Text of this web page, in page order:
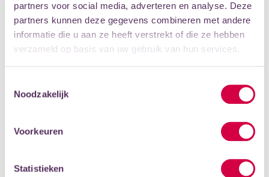
partners voor social media, adverteren en analyse. Deze
partners kunnen deze gegevens combineren met andere
informatie die u aan ze heeft verstrekt of die ze hebben
verzameld op basis van uw gebruik van hun services.
Noodzakelijk
Voorkeuren
Statistieken
Via de website. Kies je masterclass(sen) en rond je
betaling af.
Kan je meerdere masterclasses
volgen?
Ja. Check wel of tijden elkaar overlappen, vooral bij
masterclasses van twee dagen.
Voor wie zijn de masterclasses
lees de omschrijving.
Heb je ervaring nodig?